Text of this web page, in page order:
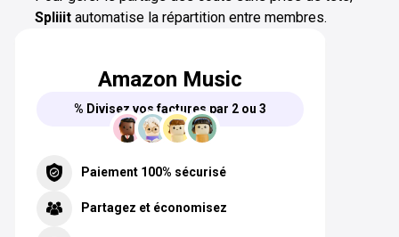
Spliiit automatise la répartition entre membres.
Amazon Music
% Divisez vos factures par 2 ou 3
Paiement 100% sécurisé
Partagez et économisez